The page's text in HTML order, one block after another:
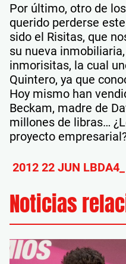
Por último, otro de
querido perderse
sido el Risitas, que
su nueva
inmorisitas, la cual
Quintero, ya que
Hoy mismo han
Beckam, madre de
millones de libras…
proyecto
2012 22 JUN LBDA4_
Noticias